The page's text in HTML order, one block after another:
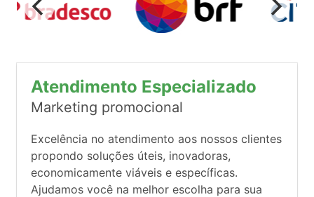
Atendimento Especializado
Marketing promocional
Excelência no atendimento aos nossos clientes
propondo soluções úteis, inovadoras,
economicamente viáveis e específicas.
Ajudamos você na melhor escolha para sua